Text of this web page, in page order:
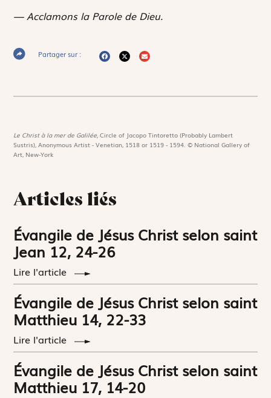
— Acclamons la Parole de Dieu.
Partager sur :
Le Christ à la mer de Galilée,Circle of Jacopo Tintoretto (Probably Lambert
Sustris), Anonymous Artist - Venetian, 1518 or 1519 - 1594. © National Gallery of
Art, New-York
Articles liés
Évangile de Jésus Christ selon saint
Jean 12, 24-26
Lire l'article
Évangile de Jésus Christ selon saint
Matthieu 14, 22-33
Lire l'article
Évangile de Jésus Christ selon saint
Matthieu 17, 14-20